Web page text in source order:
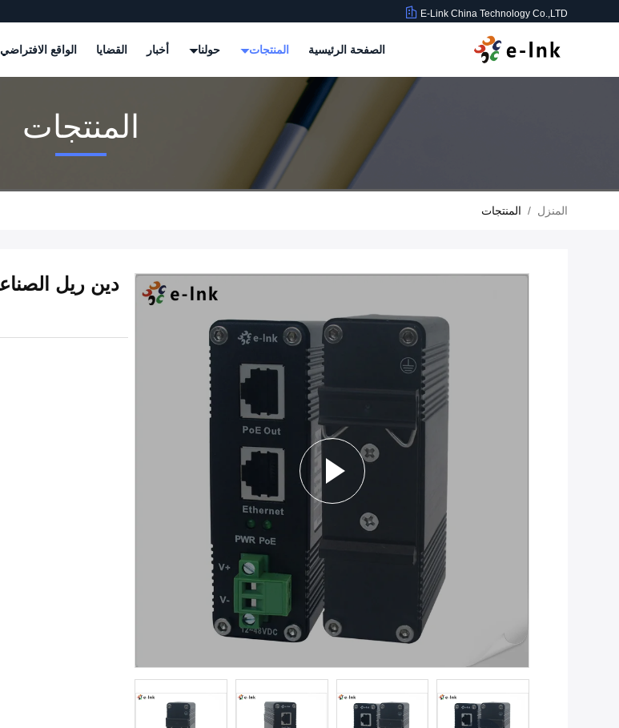
E-Link China Technology Co.,LTD
الصفحة الرئيسية المنتجات حولنا أخبار القضايا الواقع الافتراضي
المنتجات
المنزل / المنتجات